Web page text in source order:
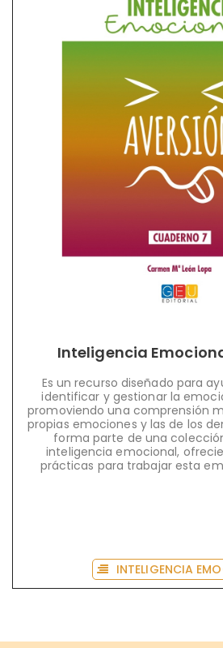
Inteligencia
Es un recurso diseñado para
identificar y gestionar la
promoviendo una comprensión
propias emociones y las de los
forma parte de una
inteligencia emocional,
prácticas para trabajar esta
INTELIGENCIA